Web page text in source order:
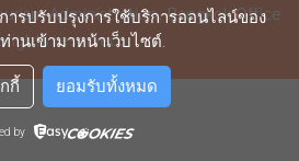
Administration, Bangkok Office
rights reserved.
ารปรับปรุงการใช้บริการออนไลน์ของ
านเข้ามาหน้าเว็บไซต์.
กี้ ยอมรับทั้งหมด
by